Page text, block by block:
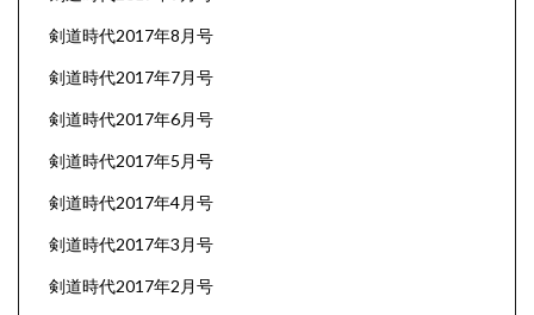
剣道時代2017年8月号
剣道時代2017年7月号
剣道時代2017年6月号
剣道時代2017年5月号
剣道時代2017年4月号
剣道時代2017年3月号
剣道時代2017年2月号